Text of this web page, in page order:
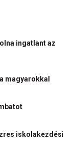
ingatlant az
magyarokkal
iskolakezdési